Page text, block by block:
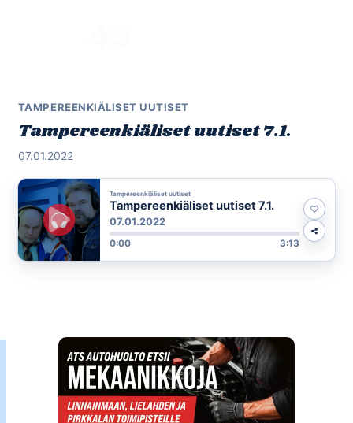
TAMPEREENKIÄLISET UUTISET
Tampereenkiäliset uutiset 7.1.
07.01.2022
Tampereenkiäliset uutiset
Tampereenkiäliset uutiset 7.1.
07.01.2022
0:00 3:13